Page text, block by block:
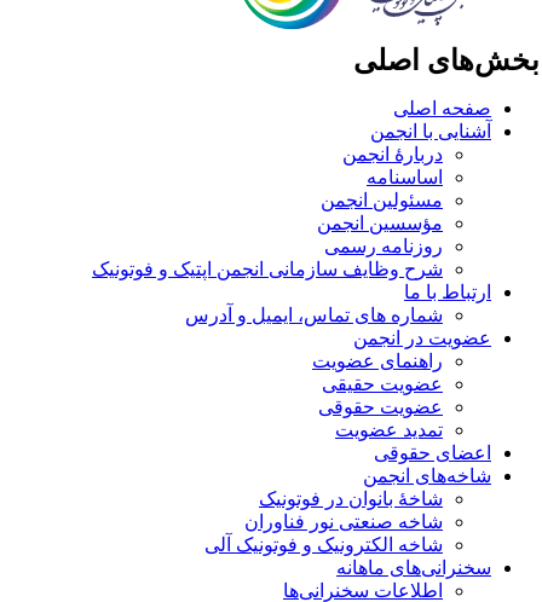
اصلی
صفحه اصلی
آشنایی با انجمن
دربارۀ انجمن
اساسنامه
مسئولین انجمن
مؤسسین انجمن
روزنامه رسمی
شرح وظایف سازمانی انجمن اپتیک و فوتونیک
ارتباط با ما
شماره های تماس، ایمیل و آدرس
عضویت در انجمن
راهنمای عضویت
عضویت حقیقی
عضویت حقوقی
تمدید عضویت
اعضای حقوقی
شاخه‌های انجمن
شاخۀ بانوان در فوتونیک
شاخه صنعتی نور فناوران
شاخه‌ الکترونیک و فوتونیک آلی
سخنرانی‌های ماهانه
اطلاعات سخنرانی‌‌ها